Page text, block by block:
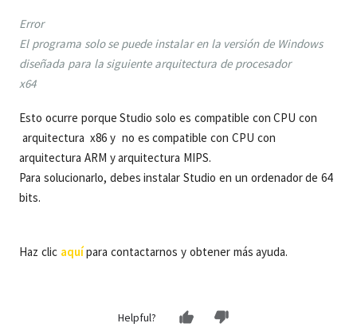
Error
El programa solo se puede instalar en la versión de Windows
diseñada para la siguiente arquitectura de procesador
x64
Esto ocurre porque Studio solo es compatible con CPU con
arquitectura x86 y no es compatible con CPU con
arquitectura ARM y arquitectura MIPS.
Para solucionarlo, debes instalar Studio en un ordenador de 64
bits.
Haz clic aquípara contactarnos y obtener más ayuda.
Helpful?